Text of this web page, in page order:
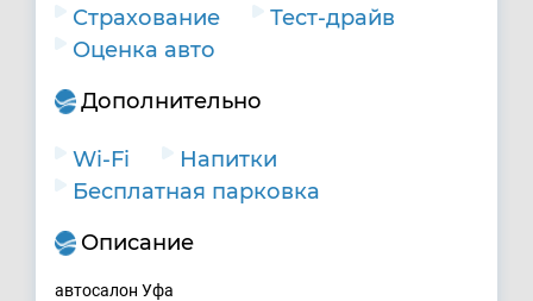
Страхование
Тест-драйв
Оценка авто
Дополнительно
Wi-Fi
Напитки
Бесплатная парковка
Описание
автосалон Уфа